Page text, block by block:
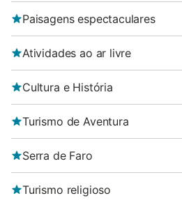
Paisagens espectaculares
Atividades ao ar livre
Cultura e História
Turismo de Aventura
Serra de Faro
Turismo religioso